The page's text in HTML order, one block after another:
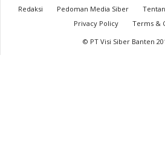
Redaksi Pedoman Media Siber
Privacy Policy
Terms &
© PT Visi Siber Banten